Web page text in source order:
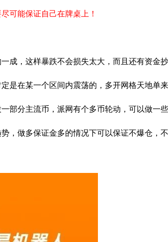
可能保证自己在牌桌上！
成，这样暴跌不会损失太大，而且还有资金
是在某一个区间内震荡的，多开网格天地单
部分主流币，派网有个多币轮动，可以做一
，做多保证金多的情况下可以保证不爆仓，